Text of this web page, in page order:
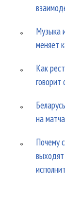
Музыка
меняет
Как
говорит
на
Почему